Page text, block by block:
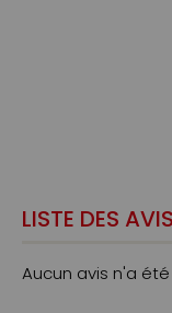
LISTE DES AVIS
Aucun avis n'a